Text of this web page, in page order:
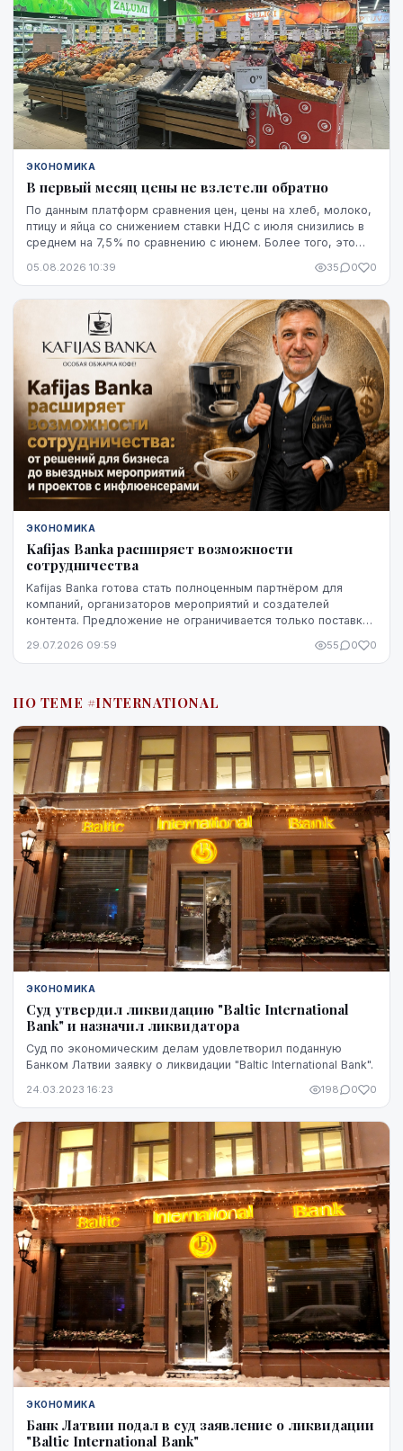
ЭКОНОМИКА
В первый месяц цены не взлетели обратно
По данным платформ сравнения цен, цены на хлеб, молоко,
птицу и яйца со снижением ставки НДС с июля снизились в
среднем на 7,5% по сравнению с июнем. Более того, это
данный момент - до начала августа.
05.08.2026 10:39 35 0 0
ЭКОНОМИКА
Kafijas Banka расширяет возможности
сотрудничества
Kafijas Banka готова стать полноценным партнёром для
компаний, организаторов мероприятий и создателей
контента. Предложение не ограничивается только поставкой
29.07.2026 09:59 55 0 0
ПО ТЕМЕ #INTERNATIONAL
ЭКОНОМИКА
Суд утвердил ликвидацию "Baltic International
Bank" и назначил ликвидатора
Суд по экономическим делам удовлетворил поданную
Банком Латвии заявку о ликвидации "Baltic International Bank".
24.03.2023 16:23 198 0 0
ЭКОНОМИКА
Банк Латвии подал в суд заявление о ликвидации
"Baltic International Bank"